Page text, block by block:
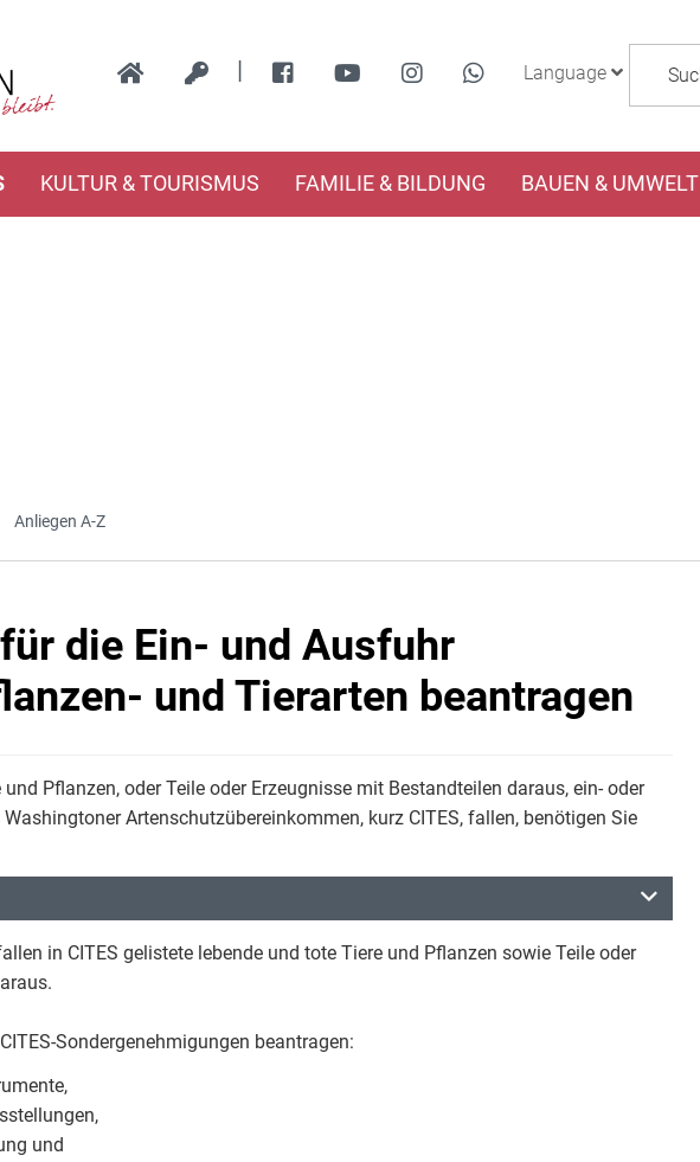
| Language
KULTUR & TOURISMUS FAMILIE & BILDUNG BAUEN & UMWELT
Anliegen A-Z
die Ein- und Ausfuhr
und Tierarten beantragen
Pflanzen, oder Teile oder Erzeugnisse mit Bestandteilen daraus, ein- oder
Artenschutzübereinkommen, kurz CITES, fallen, benötigen Sie
in CITES gelistete lebende und tote Tiere und Pflanzen sowie Teile oder
Sondergenehmigungen beantragen:
und